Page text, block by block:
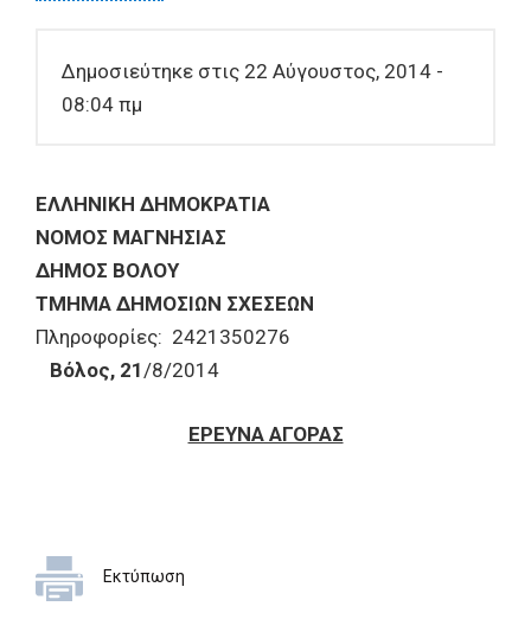
Δημοσιεύτηκε στις 22 Αύγουστος, 2014 -
08:04 πμ
ΕΛΛΗΝΙΚΗ ΔΗΜΟΚΡΑΤΙΑ
ΝΟΜΟΣ ΜΑΓΝΗΣΙΑΣ
ΔΗΜΟΣ ΒΟΛΟΥ
ΤΜΗΜΑ ΔΗΜΟΣΙΩΝ ΣΧΕΣΕΩΝ
Πληροφορίες: 2421350276
Βόλος, 21/8/2014
ΕΡΕΥΝΑ ΑΓΟΡΑΣ
Εκτύπωση